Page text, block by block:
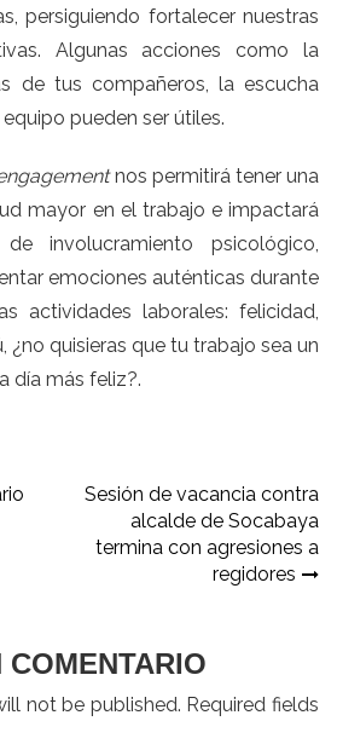
persiguiendo fortalecer nuestras
Algunas acciones como la
de tus compañeros, la escucha
pueden ser útiles.
nos permitirá tener una
mayor en el trabajo e impactará
involucramiento psicológico,
emociones auténticas durante
actividades laborales: felicidad,
¿no quisieras que tu trabajo sea un
día más feliz?.
Sesión de vacancia contra
alcalde de Socabaya
termina con agresiones a
regidores
not be published. Required fields